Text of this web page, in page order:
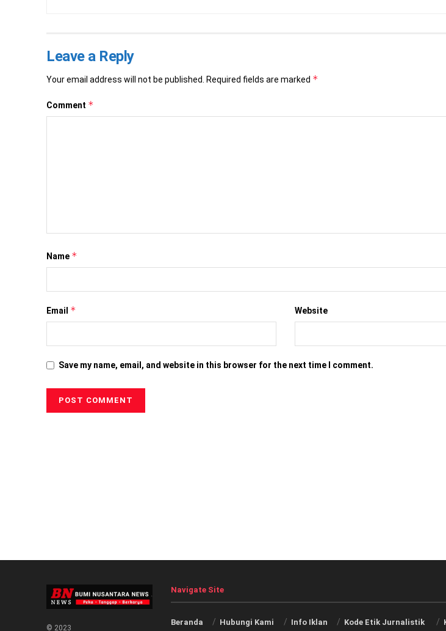
Leave a Reply
Your email address will not be published. Required fields are marked *
Comment *
Name *
Email * Website
Save my name, email, and website in this browser for the next time I comment.
© 2023
Navigate Site
Beranda Hubungi Kami Info Iklan Kode Etik Jurnalistik